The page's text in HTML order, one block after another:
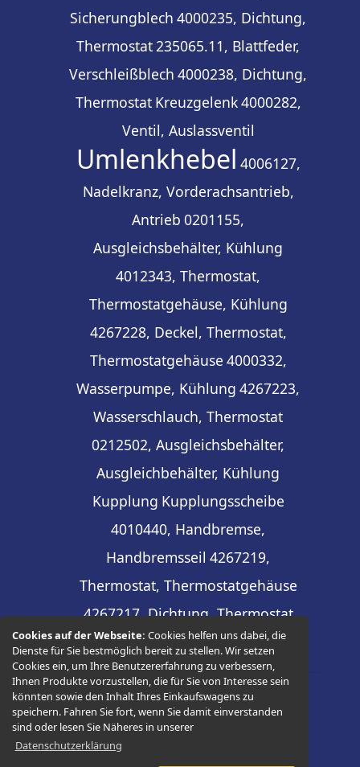
Cookies auf der Webseite:Cookies helfen uns dabei, die
Dienste für Sie bestmöglich bereit zu stellen. Wir setzen
Cookies ein, um Ihre Benutzererfahrung zu verbessern,
Ihnen Produkte vorzustellen, die für Sie von Interesse sein
könnten sowie den Inhalt Ihres Einkaufswagens zu
speichern. Fahren Sie fort, wenn Sie damit einverstanden
sind oder lesen Sie Näheres in unserer
Datenschutzerklärung
Sicherungblech 4000235, Dichtung,
Thermostat 235065.11, Blattfeder,
Verschleißblech 4000238, Dichtung,
Thermostat Kreuzgelenk4000282,
Ventil, Auslassventil
Umlenkhebel 4006127,
Nadelkranz, Vorderachsantrieb,
Antrieb 0201155,
Ausgleichsbehälter, Kühlung
4012343, Thermostat,
Thermostatgehäuse, Kühlung
4267228, Deckel, Thermostat,
Thermostatgehäuse 4000332,
Wasserpumpe, Kühlung 4267223,
Wasserschlauch, Thermostat
0212502, Ausgleichsbehälter,
Ausgleichbehälter, Kühlung
Kupplung Kupplungsscheibe
4010440, Handbremse,
Handbremsseil 4267219,
Thermostat, Thermostatgehäuse
4267217, Dichtung, Thermostat
© 2026 - Thüringer Ersatzteilhandel